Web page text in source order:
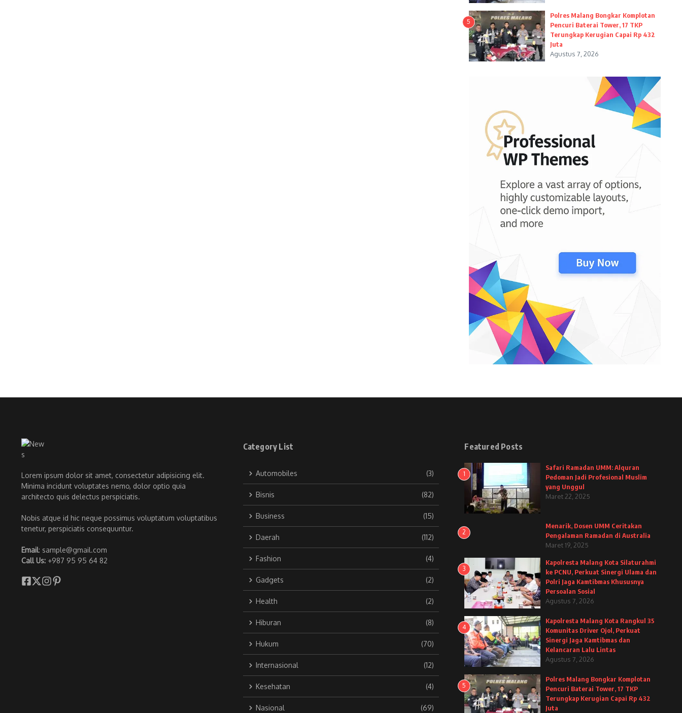
5
Polres Malang Bongkar Komplotan
Pencuri Baterai Tower, 17 TKP
Terungkap Kerugian Capai Rp 432
Juta
Agustus 7, 2026
Lorem ipsum dolor sit amet, consectetur adipisicing elit.
Minima incidunt voluptates nemo, dolor optio quia
architecto quis delectus perspiciatis.
Nobis atque id hic neque possimus voluptatum voluptatibus
tenetur, perspiciatis consequuntur.
Email: sample@gmail.com
Call Us: +987 95 95 64 82
Category List
Automobiles (3)
Bisnis (82)
Business (15)
Daerah (112)
Fashion (4)
Gadgets (2)
Health (2)
Hiburan (8)
Hukum (70)
Internasional (12)
Kesehatan (4)
Nasional (69)
Featured Posts
1
Safari Ramadan UMM: Alquran
Pedoman Jadi Profesional Muslim
yang Unggul
Maret 22, 2025
2
Menarik, Dosen UMM Ceritakan
Pengalaman Ramadan di Australia
Maret 19, 2025
3
Kapolresta Malang Kota Silaturahmi
ke PCNU, Perkuat Sinergi Ulama dan
Polri Jaga Kamtibmas Khususnya
Persoalan Sosial
Agustus 7, 2026
4
Kapolresta Malang Kota Rangkul 35
Komunitas Driver Ojol, Perkuat
Sinergi Jaga Kamtibmas dan
Kelancaran Lalu Lintas
Agustus 7, 2026
5
Polres Malang Bongkar Komplotan
Pencuri Baterai Tower, 17 TKP
Terungkap Kerugian Capai Rp 432
Juta